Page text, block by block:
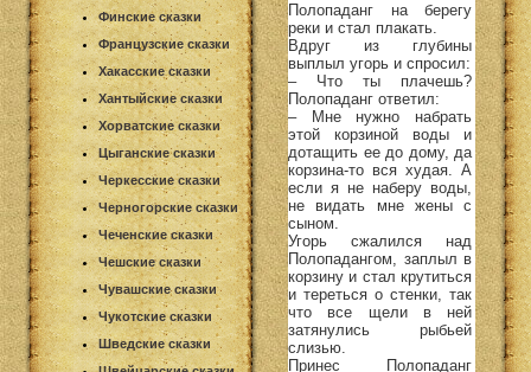
Финские сказки
Французские сказки
Хакасские сказки
Хантыйские сказки
Хорватские сказки
Цыганские сказки
Черкесские сказки
Черногорские сказки
Чеченские сказки
Чешские сказки
Чувашские сказки
Чукотские сказки
Шведские сказки
Полопаданг на берегу
реки и стал плакать.
Вдруг из глубины
выплыл угорь и спросил:
– Что ты плачешь?
Полопаданг ответил:
– Мне нужно набрать
этой корзиной воды и
дотащить ее до дому, да
корзина-то вся худая. А
если я не наберу воды,
не видать мне жены с
сыном.
Угорь сжалился над
Полопадангом, заплыл в
корзину и стал крутиться
и тереться о стенки, так
что все щели в ней
затянулись рыбьей
слизью.
Принес Полопаданг